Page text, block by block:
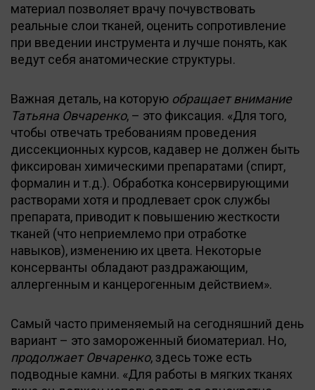
материал позволяет врачу почувствовать
реальные слои тканей, оценить сопротивление
при введении инструмента и лучше понять, как
ведут себя анатомические структуры.
Важная деталь, на которую обращает внимание
Татьяна Овчаренко, – это фиксация. «Для того,
чтобы отвечать требованиям проведения
диссекционных курсов, кадавер не должен быть
фиксирован химическими препаратами (спирт,
формалин и т.д.). Обработка консервирующими
растворами хотя и продлевает срок службы
препарата, приводит к повышению жесткости
тканей (что неприемлемо при отработке
навыков), изменению их цвета. Некоторые
консерванты обладают раздражающим,
аллергенным и канцерогенным действием».
Самый часто применяемый на сегодняшний день
вариант – это замороженный биоматериал. Но,
продолжает Овчаренко, здесь тоже есть
подводные камни. «Для работы в мягких тканях